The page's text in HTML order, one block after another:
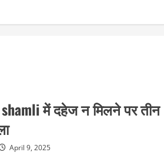
में दहेज न मिलने पर तीन
April 9, 2025